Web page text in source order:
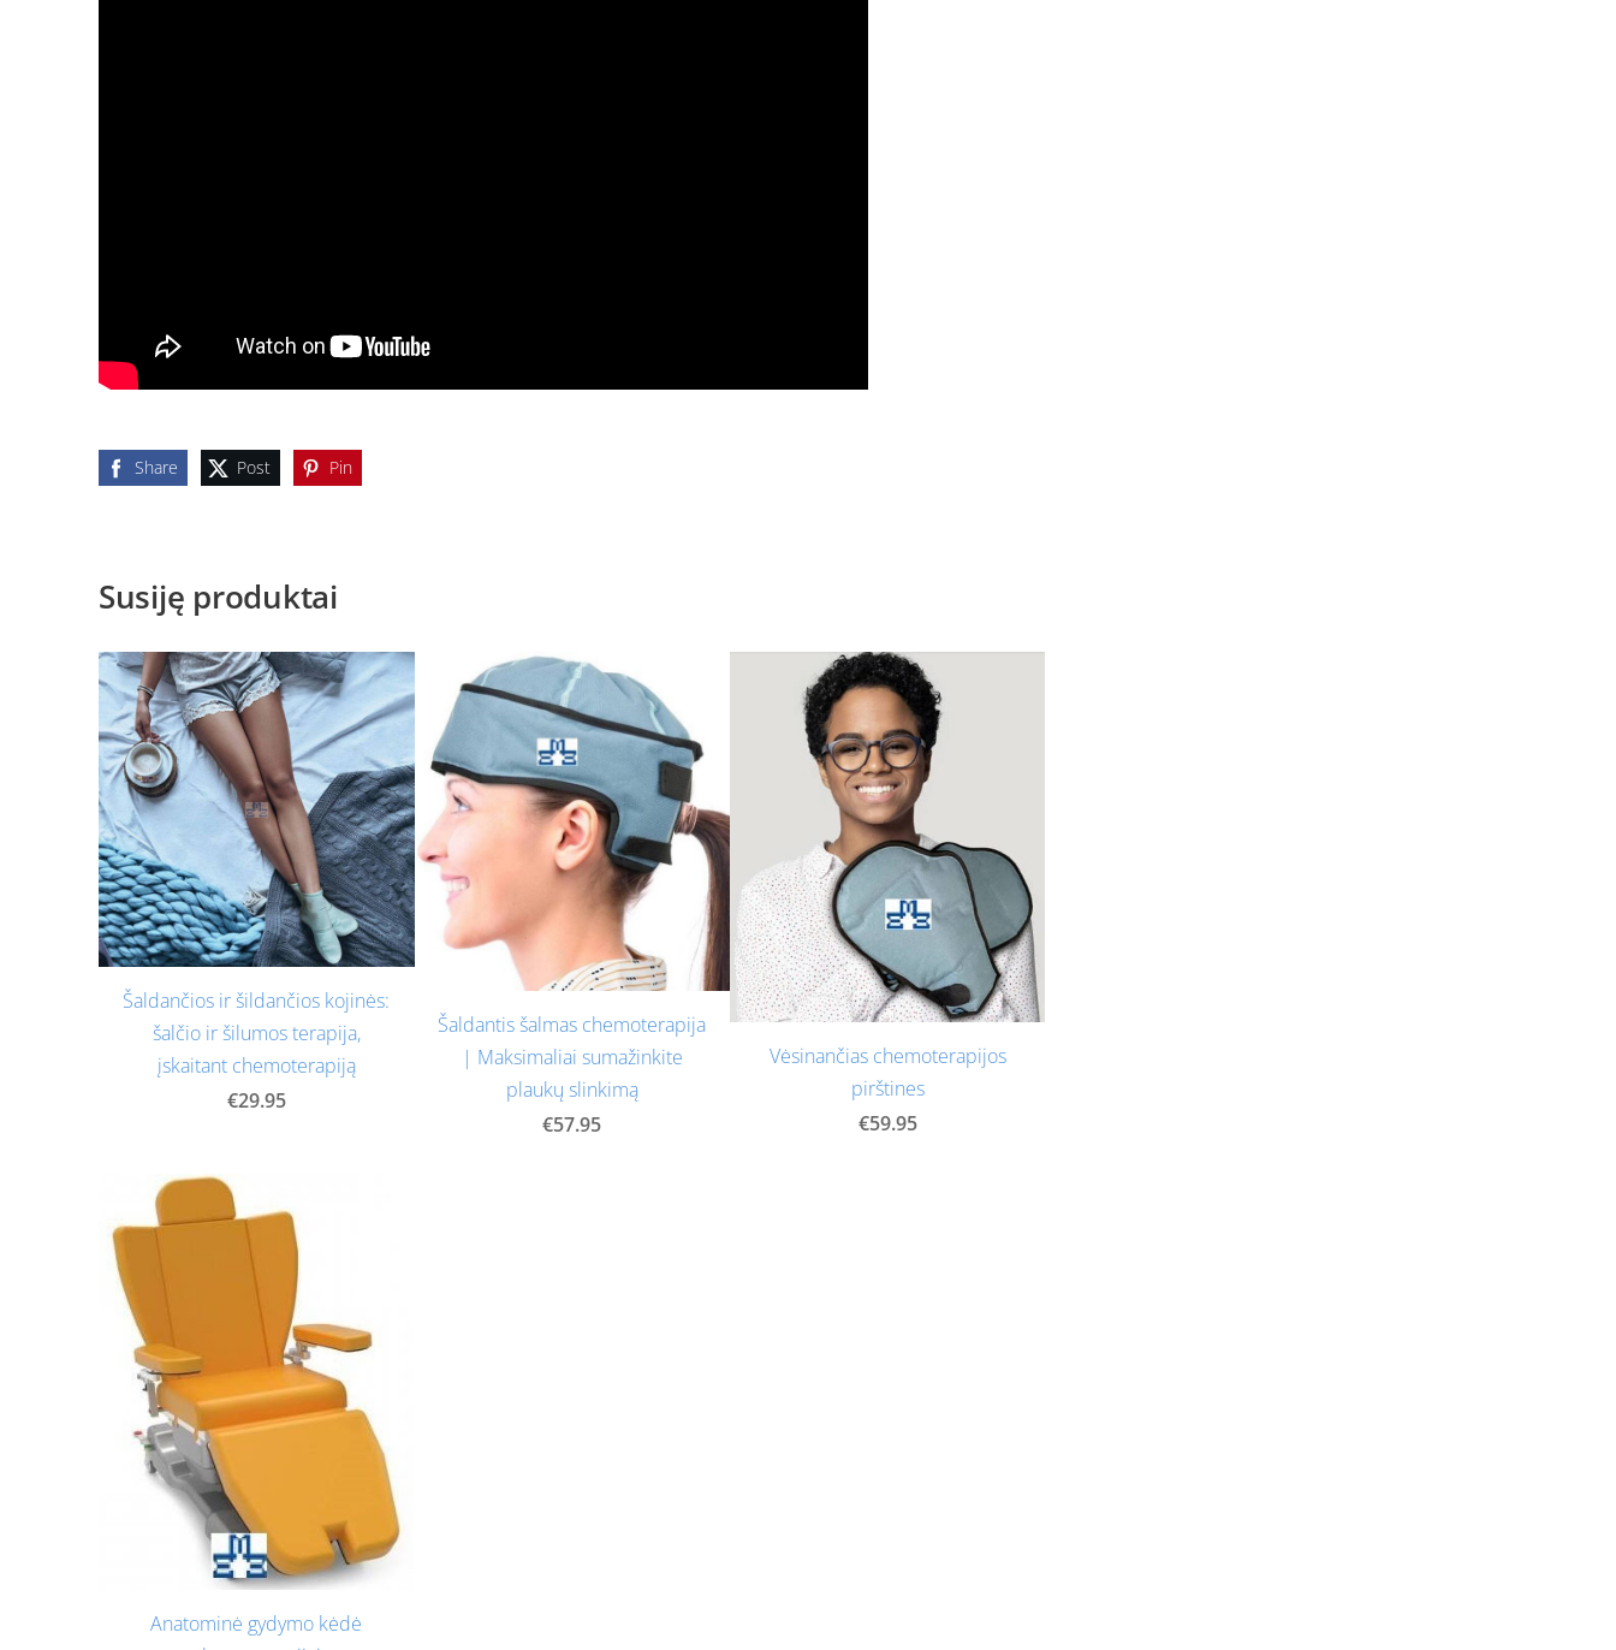
Share Post Pin
Susiję produktai
Šaldančios ir šildančios kojinės:
šalčio ir šilumos terapija,
įskaitant chemoterapiją
€29.95
Šaldantis šalmas chemoterapija
| Maksimaliai sumažinkite
plaukų slinkimą
€57.95
Vėsinančias chemoterapijos
pirštines
€59.95
Anatominė gydymo kėdė